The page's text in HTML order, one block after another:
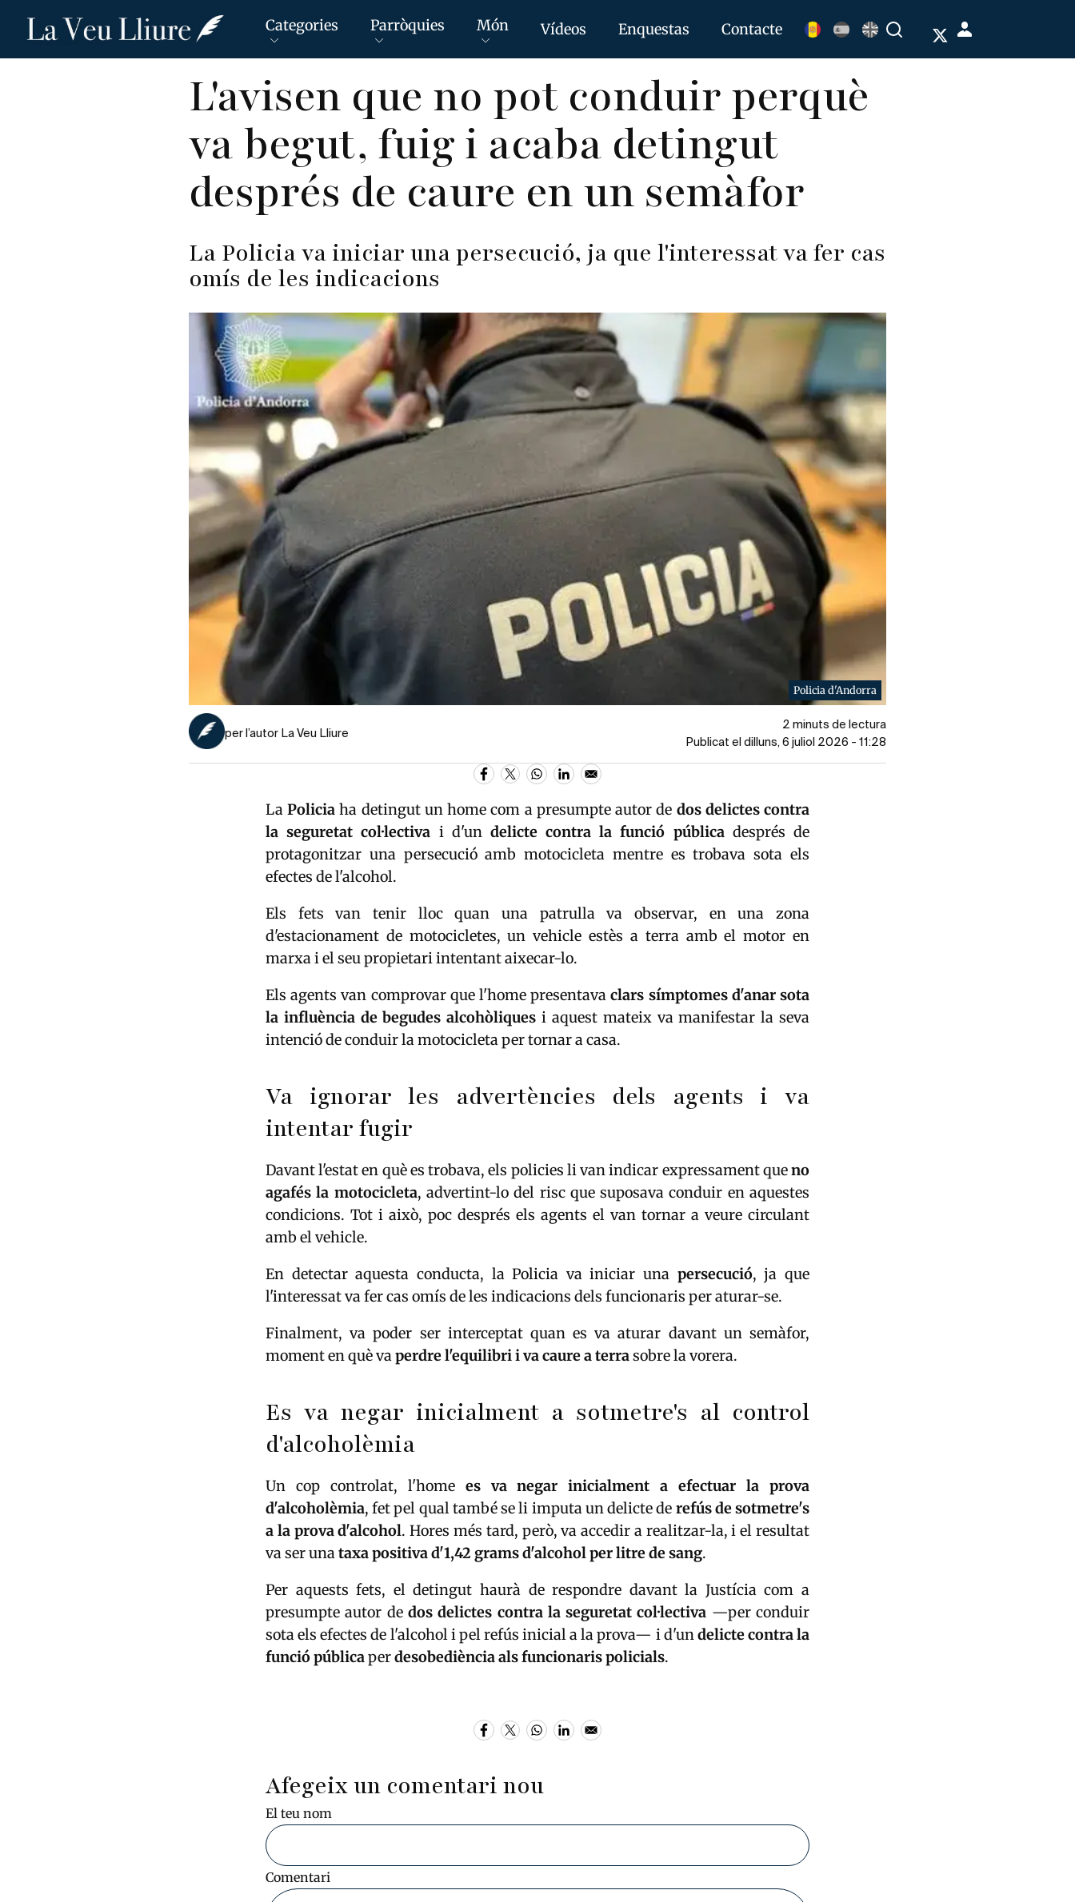
Vés
Categories Parròquies Món Vídeos Enquestas Contacte BuscarMenú
de
L'avisen que no pot conduir perquè
va begut, fuig i acaba detingut
després de caure en un semàfor
La Policia va iniciar una persecució, ja que l'interessat va fer cas
omís de les indicacions
Policia d'Andorra
per l’autor La Veu Lliure
2 minuts de lectura
Publicat el dilluns, 6 juliol 2026 - 11:28
LaPolicia ha detingut un home com a presumpte autor de dos delictes contra
la seguretat col·lectiva i d'un delicte contra la funció públicadesprés de
protagonitzar una persecució amb motocicleta mentre es trobava sota els
efectes de l'alcohol.
Els fets van tenir lloc quan una patrulla va observar, en una zona
d'estacionament de motocicletes, un vehicle estès a terra amb el motor en
marxa i el seu propietari intentant aixecar-lo.
Els agents van comprovar que l'home presentavaclars símptomes d'anar sota
la influència de begudes alcohòliques i aquest mateix va manifestar la seva
intenció de conduir la motocicleta per tornar a casa.
Va ignorar les advertències dels agents i va
intentar fugir
Davant l'estat en què es trobava, els policies li van indicar expressament queno
agafés la motocicleta, advertint-lo del risc que suposava conduir en aquestes
condicions. Tot i això, poc després els agents el van tornar a veure circulant
amb el vehicle.
En detectar aquesta conducta, la Policia va iniciar una persecució, ja que
l'interessat va fer cas omís de les indicacions dels funcionaris per aturar-se.
Finalment, va poder ser interceptat quan es va aturar davant un semàfor,
moment en què vaperdre l'equilibri i va caure a terrasobre la vorera.
Es va negar inicialment a sotmetre's al control
d'alcoholèmia
Un cop controlat, l'home es va negar inicialment a efectuar la prova
d'alcoholèmia, fet pel qual també se li imputa un delicte de refús de sotmetre's
a la prova d'alcohol. Hores més tard, però, va accedir a realitzar-la, i el resultat
va ser unataxa positiva d'1,42 grams d'alcohol per litre de sang.
Per aquests fets, el detingut haurà de respondre davant la Justícia com a
presumpte autor de dos delictes contra la seguretat col·lectiva —per conduir
sota els efectes de l'alcohol i pel refús inicial a la prova— i d'undelicte contra la
funció públicaperdesobediència als funcionaris policials.
Afegeix un comentari nou
El teu nom
Comentari